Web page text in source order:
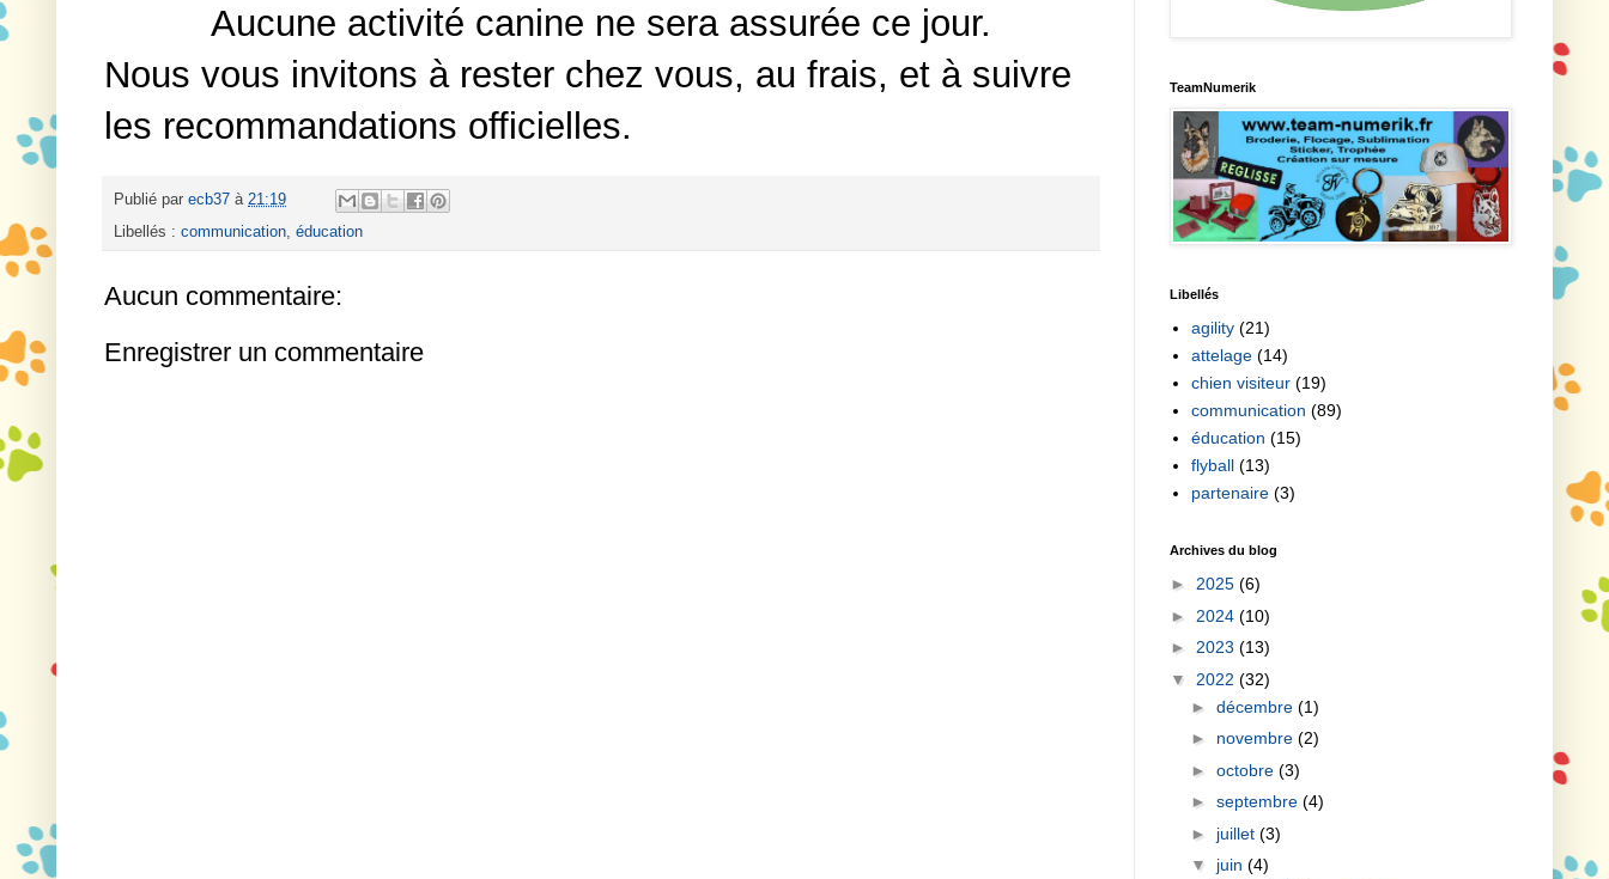
Aucune activité canine ne sera assurée ce jour.
Nous vous invitons à rester chez vous, au frais, et à suivre
les recommandations officielles.
Publié par ecb37 à 21:19
Libellés : communication, éducation
Aucun commentaire:
Enregistrer un commentaire
TeamNumerik
Libellés
agility (21)
attelage (14)
chien visiteur (19)
communication (89)
éducation (15)
flyball (13)
partenaire (3)
Archives du blog
► 2025 (6)
► 2024 (10)
► 2023 (13)
▼ 2022 (32)
► décembre (1)
► novembre (2)
► octobre (3)
► septembre (4)
► juillet (3)
▼ juin (4)